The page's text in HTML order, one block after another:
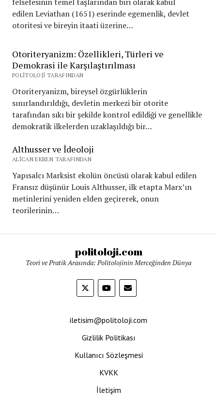
felsefesinin temel taşlarından biri olarak kabul
edilen Leviathan (1651) eserinde egemenlik, devlet
otoritesi ve bireyin itaati üzerine…
Otoriteryanizm: Özellikleri, Türleri ve
Demokrasi ile Karşılaştırılması
POLITOLOJI TARAFINDAN
Otoriteryanizm, bireysel özgürlüklerin
sınırlandırıldığı, devletin merkezi bir otorite
tarafından sıkı bir şekilde kontrol edildiği ve genellikle
demokratik ilkelerden uzaklaşıldığı bir…
Althusser ve İdeoloji
ALICAN EKREN TARAFINDAN
Yapısalcı Marksist ekolün öncüsü olarak kabul edilen
Fransız düşünür Louis Althusser, ilk etapta Marx’ın
metinlerini yeniden elden geçirerek, onun
teorilerinin…
politoloji.com
Teori ve Pratik Arasında: Politolojinin Merceğinden Dünya
iletisim@politoloji.com
Gizlilik Politikası
Kullanıcı Sözleşmesi
KVKK
İletişim